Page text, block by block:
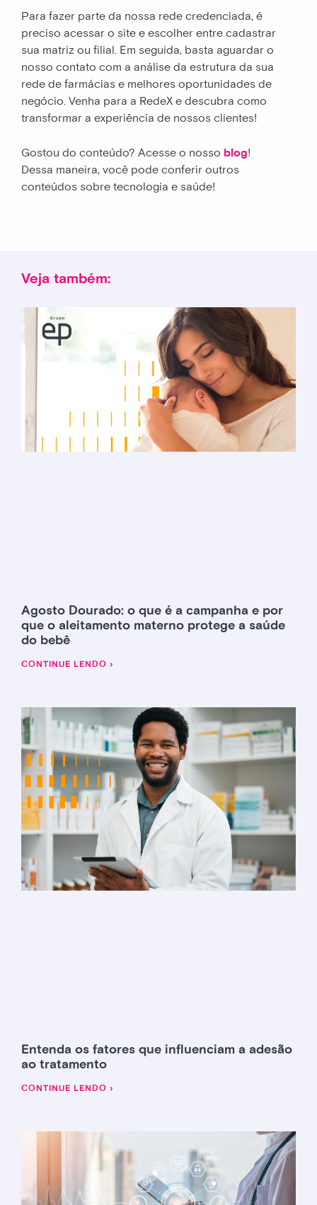
Para fazer parte da nossa rede credenciada, é
preciso acessar o site e escolher entre cadastrar
sua matriz ou filial. Em seguida, basta aguardar o
nosso contato com a análise da estrutura da sua
rede de farmácias e melhores oportunidades de
negócio. Venha para a RedeX e descubra como
transformar a experiência de nossos clientes!
Gostou do conteúdo? Acesse o nosso blog!
Dessa maneira, você pode conferir outros
conteúdos sobre tecnologia e saúde!
Veja também:
Agosto Dourado: o que é a campanha e por
que o aleitamento materno protege a saúde
do bebê
CONTINUE LENDO ›
Entenda os fatores que influenciam a adesão
ao tratamento
CONTINUE LENDO ›